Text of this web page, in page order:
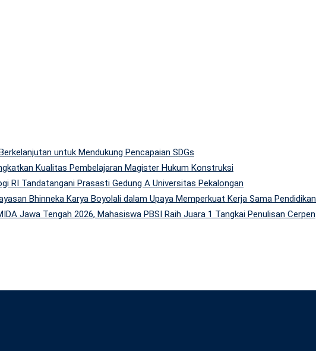
untuk Mendukung Pencapaian SDGs
Kualitas Pembelajaran Magister Hukum Konstruksi
RI Tandatangani Prasasti Gedung A Universitas Pekalongan
Bhinneka Karya Boyolali dalam Upaya Memperkuat Kerja Sama Pendidikan
Jawa Tengah 2026, Mahasiswa PBSI Raih Juara 1 Tangkai Penulisan Cerpen